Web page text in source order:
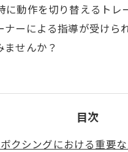
動作を切り替えるト
ーによる指導が受け
せんか？
目次
クシングにおける重要